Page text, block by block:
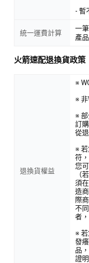
- 暫
統一運費計算
一
產
火箭速配退換貨政策
退換貨權益
※
※
※
訂
從
※
符
您
（
須
造
際
不
者
※
發
品
證